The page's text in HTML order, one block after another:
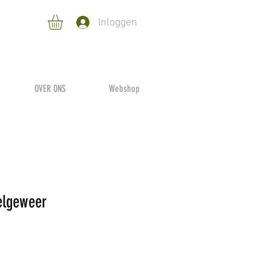
Inloggen
OVER ONS Webshop